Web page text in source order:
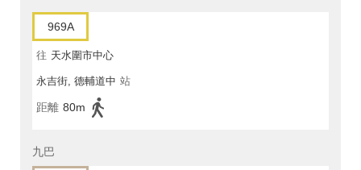
969A
往 天水圍市中心
永吉街, 德輔道中 站
距離 80m
九巴